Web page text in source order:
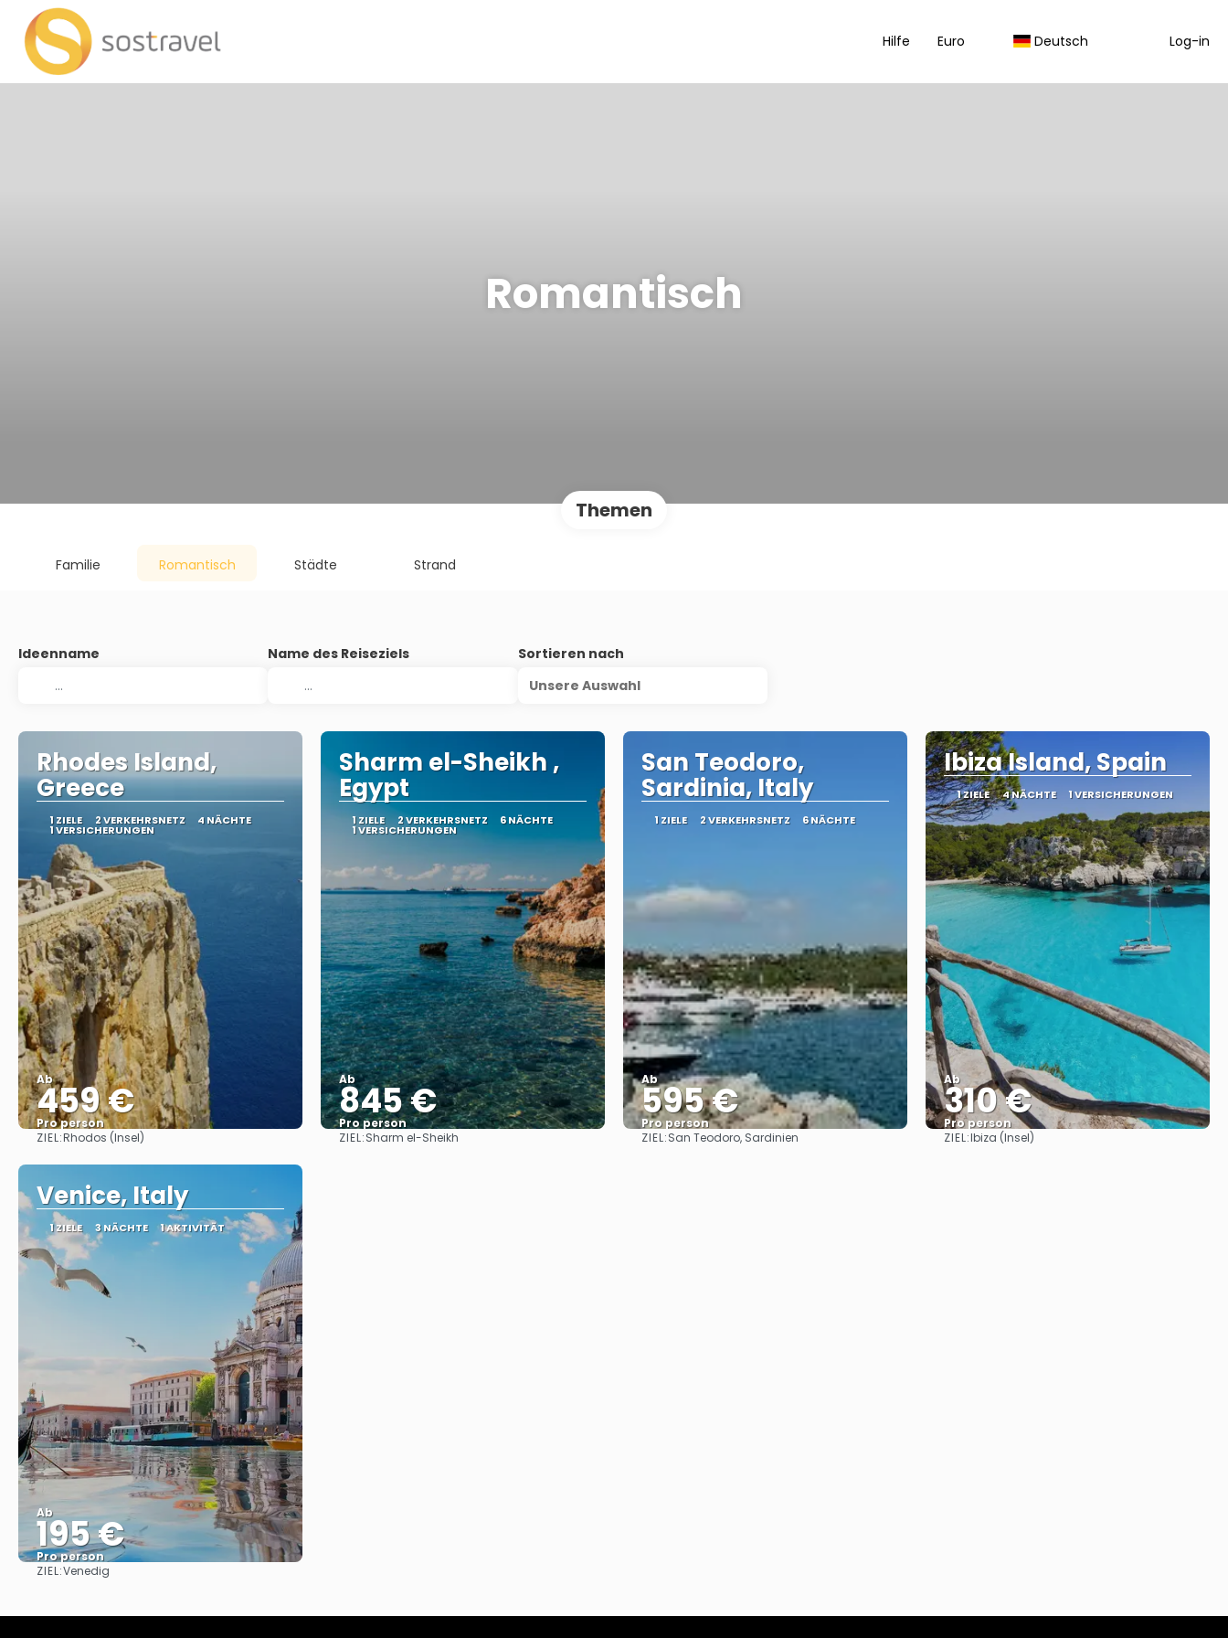
Hilfe Euro Deutsch Log-in
Romantisch
Themen
Familie Romantisch Städte Strand
Ideenname Name des Reiseziels
Sortieren nach
Unsere Auswahl
Rhodes Island,
Greece
1 ZIELE 2 VERKEHRSNETZ 4 NÄCHTE
1 VERSICHERUNGEN
Ab
459 €
Pro person
Sehen
ZIEL:Rhodos (Insel)
Sharm el-Sheikh ,
Egypt
1 ZIELE 2 VERKEHRSNETZ 6 NÄCHTE
1 VERSICHERUNGEN
Ab
845 €
Pro person
Sehen
ZIEL:Sharm el-Sheikh
San Teodoro,
Sardinia, Italy
1 ZIELE 2 VERKEHRSNETZ 6 NÄCHTE
Ab
595 €
Pro person
Sehen
ZIEL:San Teodoro, Sardinien
Ibiza Island, Spain
1 ZIELE 4 NÄCHTE 1 VERSICHERUNGEN
Ab
310 €
Pro person
ZIEL:Ibiza (Insel)
Venice, Italy
1 ZIELE 3 NÄCHTE 1 AKTIVITÄT
Ab
195 €
Pro person
ZIEL:Venedig